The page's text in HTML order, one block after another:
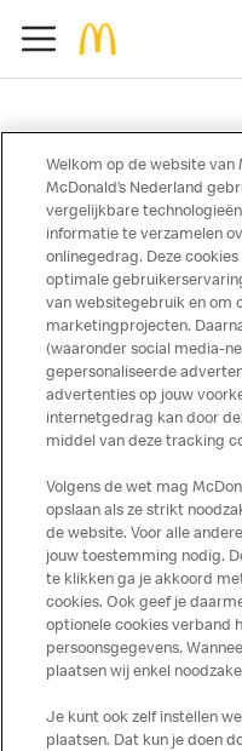
Over ons
Services
Contact
© Copyright
Welkom op de website van
McDonald’s Nederland
vergelijkbare
informatie te verzamelen
onlinegedrag. Deze
optimale
van websitegebruik en om
marketingprojecten.
(waaronder social media-
gepersonaliseerde
advertenties op jouw
internetgedrag kan door
middel van deze tracking
Volgens de wet mag
opslaan als ze strikt
de website. Voor alle
jouw toestemming nodig.
te klikken ga je akkoord
cookies. Ook geef je
optionele cookies verband
persoonsgegevens.
plaatsen wij enkel
Je kunt ook zelf instellen
plaatsen. Dat kun je doen